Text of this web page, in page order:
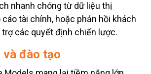
nhanh chóng từ dữ liệu thị
tài chính, hoặc phản hồi khách
trợ các quyết định chiến lược.
và đào tạo